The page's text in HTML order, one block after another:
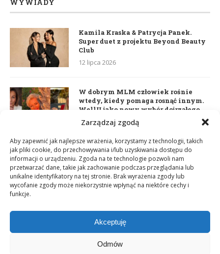
Zarządzaj zgodą
Aby zapewnić jak najlepsze wrażenia, korzystamy z technologii, takich
jak pliki cookie, do przechowywania i/lub uzyskiwania dostępu do
informacji o urządzeniu. Zgoda na te technologie pozwoli nam
przetwarzać dane, takie jak zachowanie podczas przeglądania lub
unikalne identyfikatory na tej stronie. Brak wyrażenia zgody lub
wycofanie zgody może niekorzystnie wpłynąć na niektóre cechy i
funkcje.
Akceptuję
Odmów
WYWIADY
Kamila Kraska & Patrycja Panek.
Super duet z projektu Beyond Beauty
Club
12 lipca 2026
W dobrym MLM człowiek rośnie
wtedy, kiedy pomaga rosnąć innym.
WellU jako nowy wybór dojrzałego
lidera
Daria Dudzik. Kocham Cię
17 kwietnia 2026